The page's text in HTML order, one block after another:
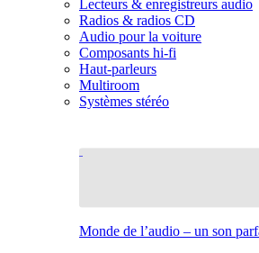
Lecteurs & enregistreurs audio
Radios & radios CD
Audio pour la voiture
Composants hi-fi
Haut-parleurs
Multiroom
Systèmes stéréo
Monde de l’audio – un son